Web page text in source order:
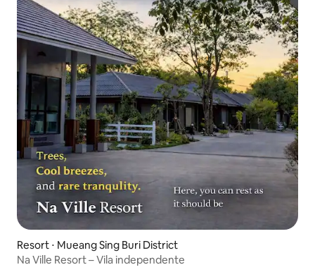
Resort ⋅ Mueang Sing Buri District
Na Ville Resort – Vila independente